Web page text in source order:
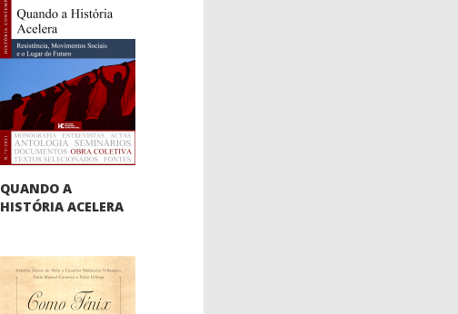
QUANDO A
HISTÓRIA ACELERA